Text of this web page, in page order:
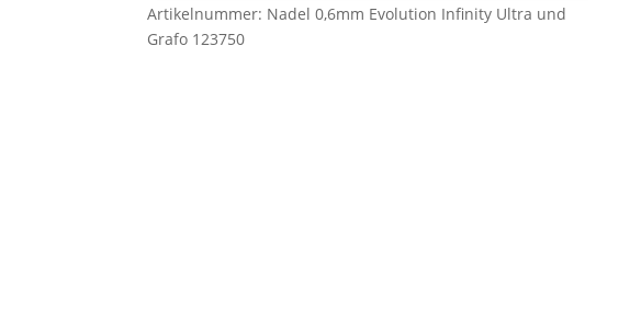
Artikelnummer: Nadel 0,6mm Evolution Infinity Ultra und
Grafo 123750